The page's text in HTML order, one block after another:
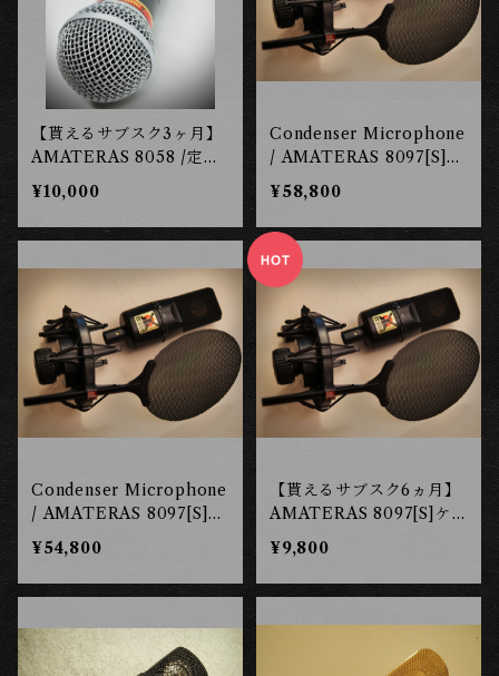
【貰えるサブスク3ヶ月】
AMATERAS 8058 /定
価：¥24,200(税込)/ Dyn
amic Microphone ［長
岡工房］
¥10,000
Condenser Microphone
/ AMATERAS 8097[S]ケ
ーブルセット ［長岡工
房］
¥58,800
Condenser Microphone
/ AMATERAS 8097[S]セ
ット ［長岡工房］
¥54,800
【貰えるサブスク6ヵ月】
AMATERAS 8097[S]ケ
ーブルセット (定価:¥5420
0税込)【レンタル権】
［長岡工房］
¥9,800